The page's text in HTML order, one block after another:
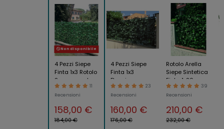
Non disponibile
4 Pezzi Siepe
Finta 1x3 Rotolo
Sempreverde
Artificiale Lauro
Sintetica
11
Recensioni
158,00 €
184,00 €
4 Pezzi Siepe
Finta 1x3
Doppia
Schermatura
Artificiale Lauro
Balcone
23
Recensioni
160,00 €
176,00 €
Rotolo Arella
Siepe Sintetica
Finta 1x20
Foglie Lauro per
Recinzione
39
Recensioni
210,00 €
232,00 €